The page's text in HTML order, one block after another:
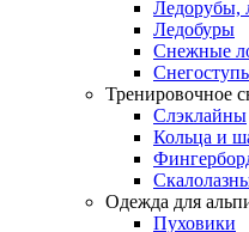
Ледорубы,
Ледобуры
Снежные
Тренировочное
Слэклайны
Кольца и
Одежда для
Пуховики